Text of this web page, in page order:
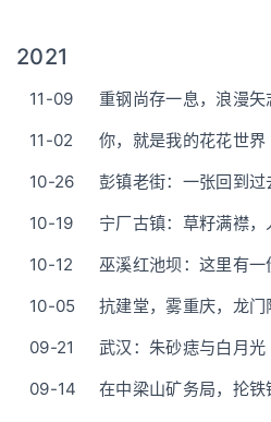
2021
11-09
重钢尚存一息，浪漫矢
11-02
你，就是我的花花世界
10-26
彭镇老街：一张回到过
10-19
宁厂古镇：草籽满襟，
10-12
巫溪红池坝：这里有
10-05
抗建堂，雾重庆，龙门
09-21
武汉：朱砂痣与白月光
09-14
在中梁山矿务局，抡铁